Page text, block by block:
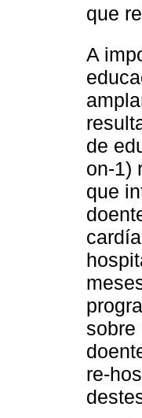
que
A
de
on-1)
que
sobre
re-